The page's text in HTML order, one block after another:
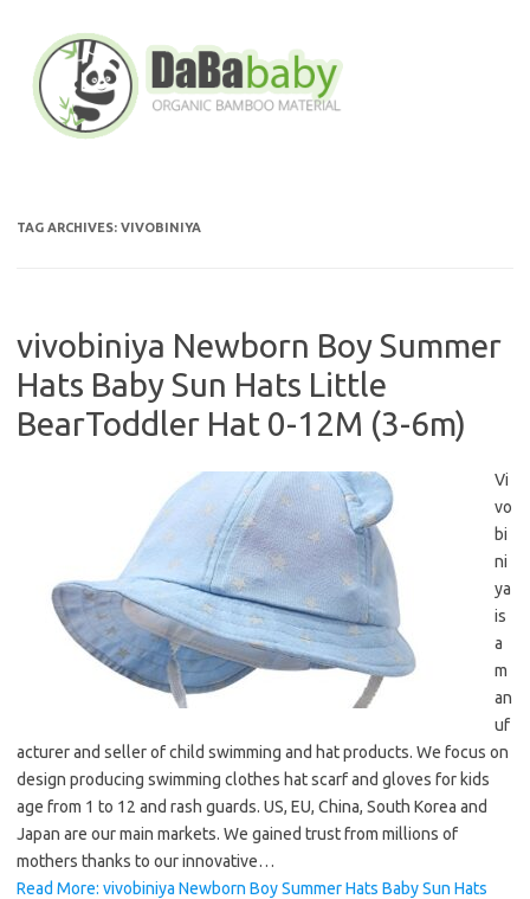
content
TAG ARCHIVES: VIVOBINIYA
vivobiniya Newborn Boy Summer
Hats Baby Sun Hats Little
BearToddler Hat 0-12M (3-6m)
Vi
vo
bi
ni
ya
is
a
m
an
uf
acturer and seller of child swimming and hat products. We focus on
design producing swimming clothes hat scarf and gloves for kids
age from 1 to 12 and rash guards. US, EU, China, South Korea and
Japan are our main markets. We gained trust from millions of
mothers thanks to our innovative…
Read More: vivobiniya Newborn Boy Summer Hats Baby Sun Hats